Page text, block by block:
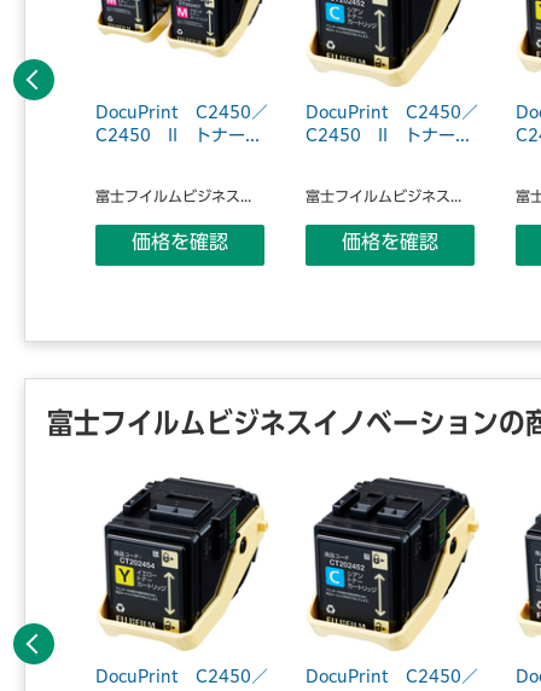
DocuPrint C2450／
C2450 II トナー...
富士フイルムビジネス...
価格を確認
DocuPrint C2450／
C2450 II トナー...
富士フイルムビジネス...
価格を確認
富
前へ
富士フイルムビジネスイノベーションの
DocuPrint C2450／
DocuPrint C2450／
前へ